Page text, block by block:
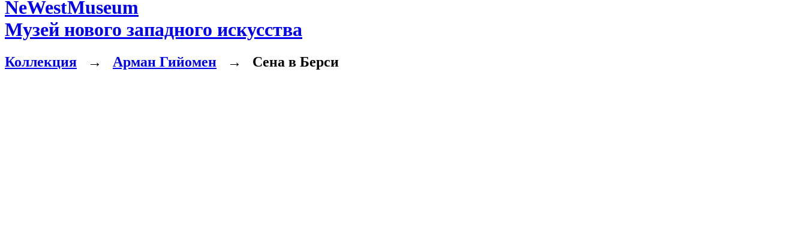
NeWestMuseum
Музей нового западного искусства
Коллекция → Арман Гийомен → Сена в Берси